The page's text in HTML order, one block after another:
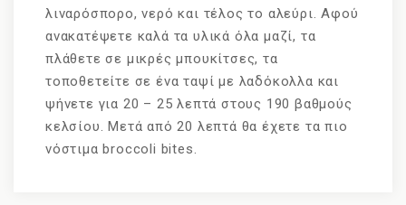
λιναρόσπορο, νερό και τέλος το αλεύρι. Αφού
ανακατέψετε καλά τα υλικά όλα μαζί, τα
πλάθετε σε μικρές μπουκίτσες, τα
τοποθετείτε σε ένα ταψί με λαδόκολλα και
ψήνετε για 20 – 25 λεπτά στους 190 βαθμούς
κελσίου. Μετά από 20 λεπτά θα έχετε τα πιο
νόστιμα broccoli bites.